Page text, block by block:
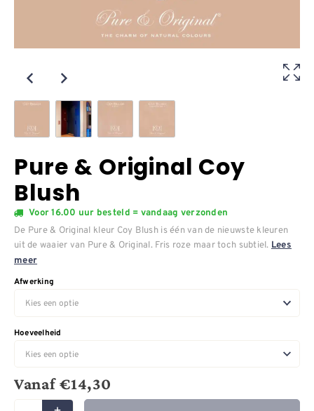
Pure & Original Coy
Blush
Voor 16.00 uur besteld = vandaag verzonden
De Pure & Original kleur Coy Blush is één van de nieuwste kleuren
uit de waaier van Pure & Original. Fris roze maar toch subtiel. Lees
meer
Afwerking
Hoeveelheid
Vanaf€14,30